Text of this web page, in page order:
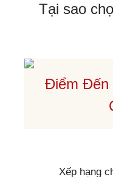
Tại sao
Điểm Đến
Xếp hạng